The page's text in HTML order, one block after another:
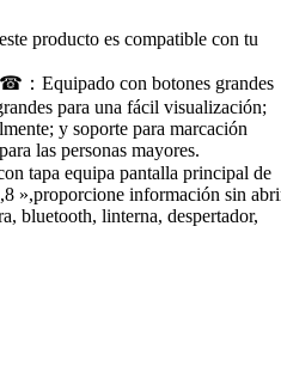
producto es compatible con tu
Equipado con botones grandes
para una fácil visualización;
y soporte para marcación
las personas mayores.
tapa equipa pantalla principal de
»,proporcione información sin
bluetooth, linterna, despertador,